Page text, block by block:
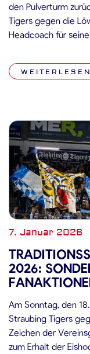
den Pulverturm
Tigers gegen die
Headcoach für
tätig und prägte in
Entwicklung […]
WEITERLESEN
7. Januar 2026
2026:
Am Sonntag, den
Straubing Tigers
Zeichen der
zum Erhalt der